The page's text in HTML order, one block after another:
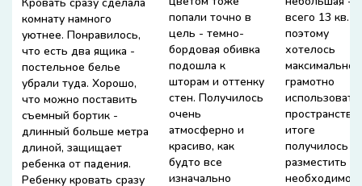
комнату намного
уютнее. Понравилось,
что есть два ящика -
постельное белье
убрали туда. Хорошо,
что можно поставить
съемный бортик -
длинный больше метра
длиной, защищает
ребенка от падения.
Ребенку кровать сразу
попали точно в
цель - темно-
бордовая обивка
подошла к
шторам и оттенку
стен. Получилось
очень
атмосферно и
красиво, как
будто все
изначально
всего 13 кв. м,
поэтому
хотелось
максимально
грамотно
использовать
итоге
получилось
разместить
необходимое.